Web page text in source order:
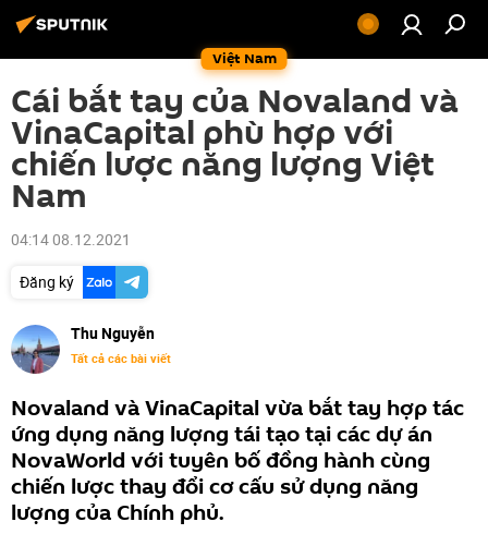
Việt Nam
Cái bắt tay của Novaland và
VinaCapital phù hợp với
chiến lược năng lượng Việt
Nam
04:14 08.12.2021
Đăng ký
Thu Nguyễn
Tất cả các bài viết
Novaland và VinaCapital vừa bắt tay hợp tác
ứng dụng năng lượng tái tạo tại các dự án
NovaWorld với tuyên bố đồng hành cùng
chiến lược thay đổi cơ cấu sử dụng năng
lượng của Chính phủ.